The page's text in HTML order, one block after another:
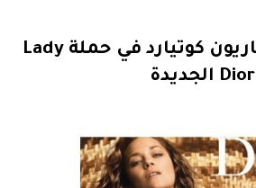
شاهدي صور ماريون كوتيارد في حملة Lady
Dior الجديدة